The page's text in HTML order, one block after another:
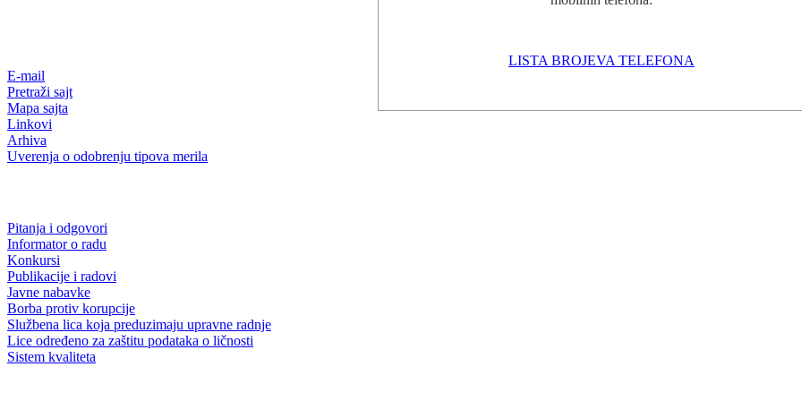
E-mail
Pretraži sajt
Mapa sajta
Linkovi
Arhiva
Uverenja o odobrenju tipova merila
Pitanja i odgovori
Informator o radu
Konkursi
Publikacije i radovi
Javne nabavke
Borba protiv korupcije
Službena lica koja preduzimaju upravne radnje
Lice određeno za zaštitu podataka o ličnosti
Sistem kvaliteta
LISTA BROJEVA TELEFONA